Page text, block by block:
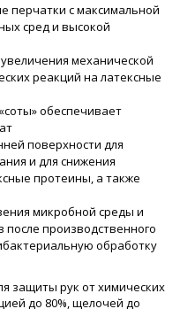
перчатки с максимальной
сред и высокой
механической
реакций на латексные
обеспечивает
поверхности для
и для снижения
протеины, а также
микробной среды и
производственного
обработку
защиты рук от химических
до 80%, щелочей до